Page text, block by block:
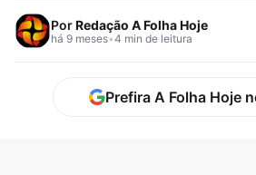
PorRedação A Folha Hoje
há 9 meses•4 min de leitura
Prefira A Folha Hoje